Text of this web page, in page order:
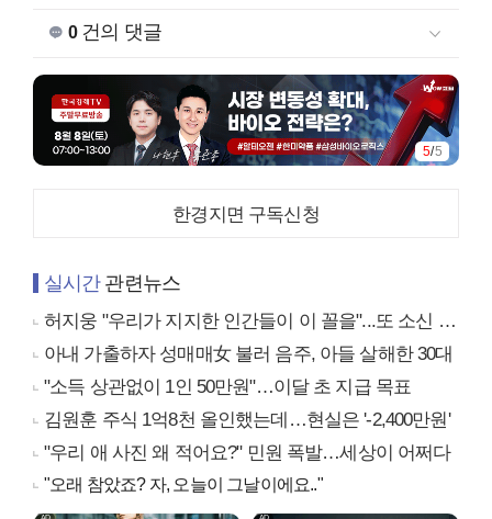
0건의 댓글
5/5
한경지면 구독신청
실시간관련뉴스
허지웅 "우리가 지지한 인간들이 이 꼴을"...또 소신 발언
아내 가출하자 성매매女 불러 음주, 아들 살해한 30대
"소득 상관없이 1인 50만원"…이달 초 지급 목표
김원훈 주식 1억8천 올인했는데…현실은 '-2,400만원'
"우리 애 사진 왜 적어요?" 민원 폭발…세상이 어쩌다
"오래 참았죠? 자, 오늘이 그날이에요.."